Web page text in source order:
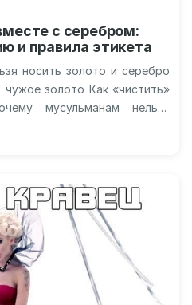
с серебром:
и правила этикета
носить золото и серебро
золото Как «чистить»
мусульманам нельзя